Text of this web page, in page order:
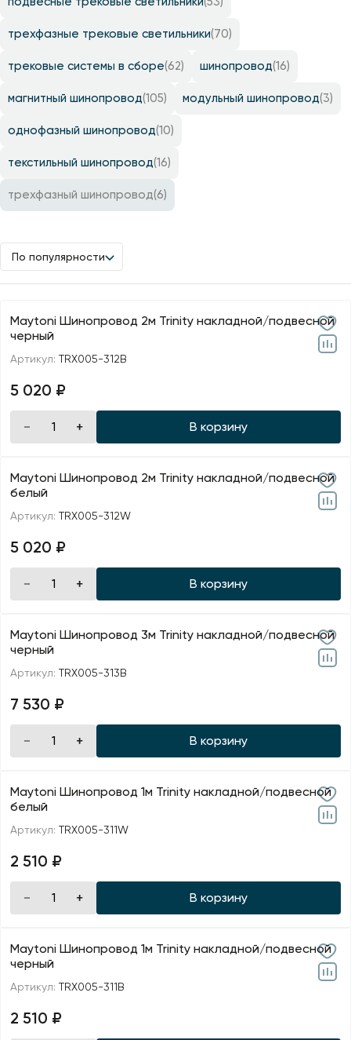
трехфазные трековые светильники(70)
трековые системы в сборе(62) шинопровод(16)
магнитный шинопровод(105) модульный шинопровод(3)
однофазный шинопровод(10)
текстильный шинопровод(16)
трехфазный шинопровод(6)
По популярности
Maytoni Шинопровод 2м Trinity накладной/подвесной
черный
Артикул: TRX005-312B
5 020 ₽
В корзину
Maytoni Шинопровод 2м Trinity накладной/подвесной
белый
Артикул: TRX005-312W
5 020 ₽
В корзину
Maytoni Шинопровод 3м Trinity накладной/подвесной
черный
Артикул: TRX005-313B
7 530 ₽
В корзину
Maytoni Шинопровод 1м Trinity накладной/подвесной
белый
Артикул: TRX005-311W
2 510 ₽
В корзину
Maytoni Шинопровод 1м Trinity накладной/подвесной
черный
Артикул: TRX005-311B
2 510 ₽